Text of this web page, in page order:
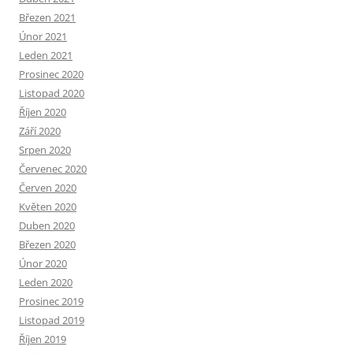
Březen 2021
Únor 2021
Leden 2021
Prosinec 2020
Listopad 2020
Říjen 2020
Září 2020
Srpen 2020
Červenec 2020
Červen 2020
Květen 2020
Duben 2020
Březen 2020
Únor 2020
Leden 2020
Prosinec 2019
Listopad 2019
Říjen 2019